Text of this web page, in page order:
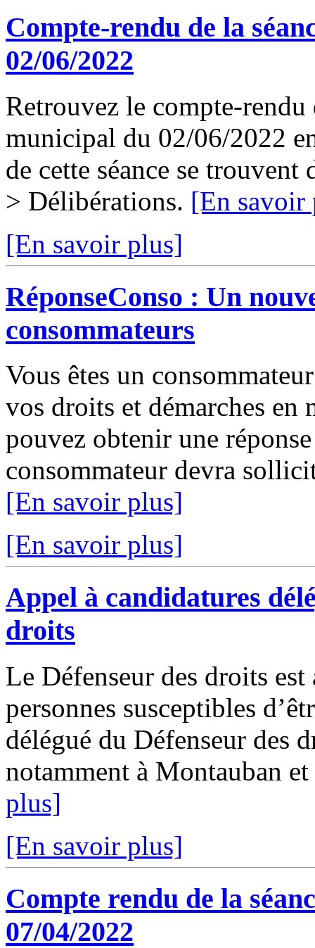
Compte-rendu de la
02/06/2022
Retrouvez le compte-rendu
municipal du 02/06/2022
de cette séance se
> Délibérations. [En savoir
[En savoir plus]
RéponseConso : Un
consommateurs
Vous êtes un
vos droits et démarches en
pouvez obtenir une
consommateur devra
[En savoir plus]
[En savoir plus]
Appel à candidatures
droits
Le Défenseur des droits
personnes susceptibles
délégué du Défenseur des
notamment à Montauban
plus]
[En savoir plus]
Compte rendu de la
07/04/2022